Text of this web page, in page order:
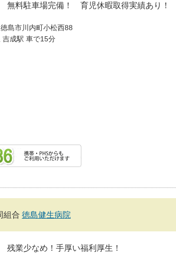
料駐車場完備！ 育児休暇取得実績あり！
島市川内町小松西88
吉成駅 車で15分
組合 徳島健生病院
業少なめ！手厚い福利厚生！